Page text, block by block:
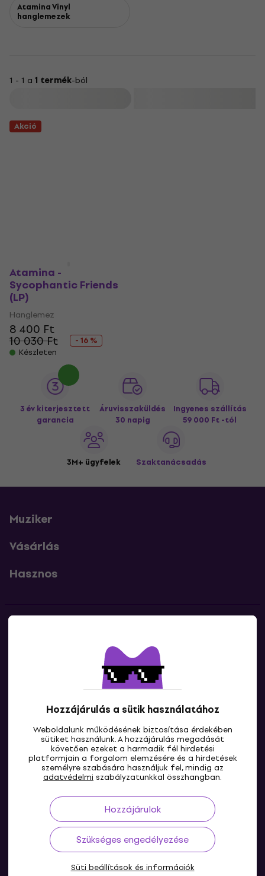
Hozzájárulás a sütik használatához
Weboldalunk működésének biztosítása érdekében
sütiket használunk. A hozzájárulás megadását
követően ezeket a harmadik fél hirdetési
platformjain a forgalom elemzésére és a hirdetések
személyre szabására használjuk fel, mindig az
adatvédelmi szabályzatunkkal összhangban.
Hozzájárulok
Szükséges engedélyezése
Süti beállítások és információk
Atamina Vinyl
hanglemezek
1 - 1 a 1 termék-ból
Akció
Atamina -
Sycophantic Friends
(LP)
Hanglemez
8 400 Ft
10 030 Ft
- 16 %
Készleten
3 év kiterjesztett
garancia
Áruvisszaküldés
30 napig
Ingyenes szállítás
59 000 Ft -tól
3M+ ügyfelek Szaktanácsadás
Muziker
Vásárlás
Hasznos
Lépj kapcsolatba velünk
HU